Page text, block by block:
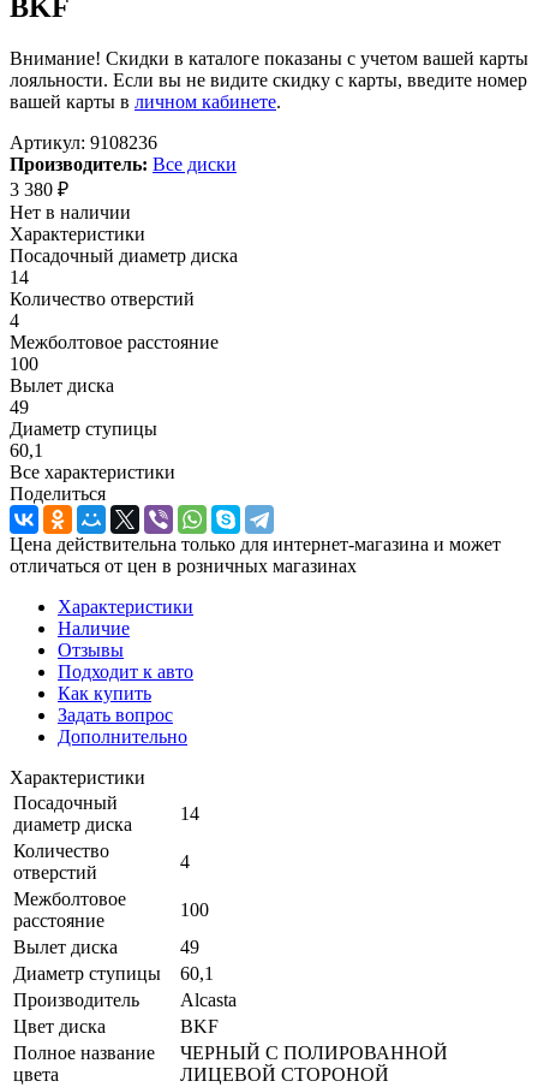
BKF
Внимание! Скидки в каталоге показаны с учетом вашей карты
лояльности. Если вы не видите скидку с карты, введите номер
вашей карты в личном кабинете.
Артикул: 9108236
Производитель: Все диски
3 380 ₽
Нет в наличии
Характеристики
Посадочный диаметр диска
14
Количество отверстий
4
Межболтовое расстояние
100
Вылет диска
49
Диаметр ступицы
60,1
Все характеристики
Поделиться
Цена действительна только для интернет-магазина и может
отличаться от цен в розничных магазинах
Характеристики
Наличие
Отзывы
Подходит к авто
Как купить
Задать вопрос
Дополнительно
Характеристики
Посадочный
диаметр диска
14
Количество
отверстий
4
Межболтовое
расстояние
100
Вылет диска
49
Диаметр ступицы
60,1
Производитель
Alcasta
Цвет диска
BKF
Полное название
цвета
ЧЕРНЫЙ С ПОЛИРОВАННОЙ
ЛИЦЕВОЙ СТОРОНОЙ